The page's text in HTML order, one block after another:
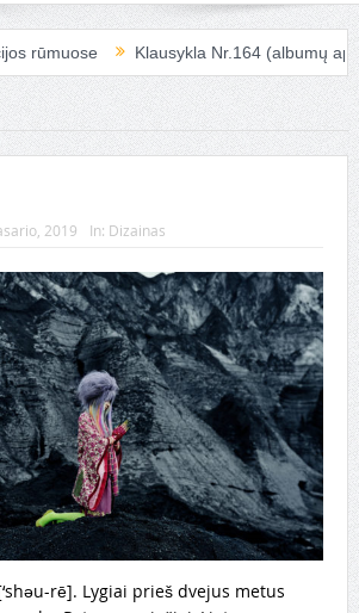
rūmuose Klausykla Nr.164 (albumų
2019 In: Dizainas
rē]. Lygiai prieš dvejus metus